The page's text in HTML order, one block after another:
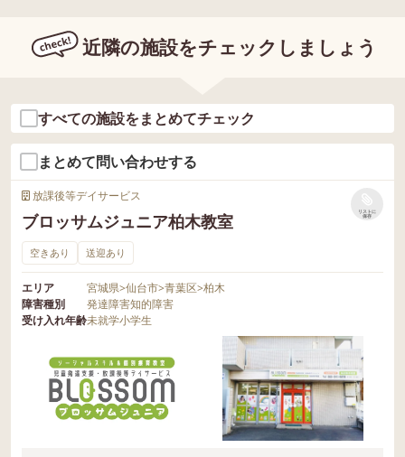
近隣の施設をチェックしましょう
すべての施設をまとめてチェック
まとめて問い合わせする
放課後等デイサービス
ブロッサムジュニア柏木教室
リストに
保存
空きあり 送迎あり
エリア 宮城県>仙台市>青葉区>柏木
障害種別
発達障害知的障害
受け入れ年齢未就学小学生